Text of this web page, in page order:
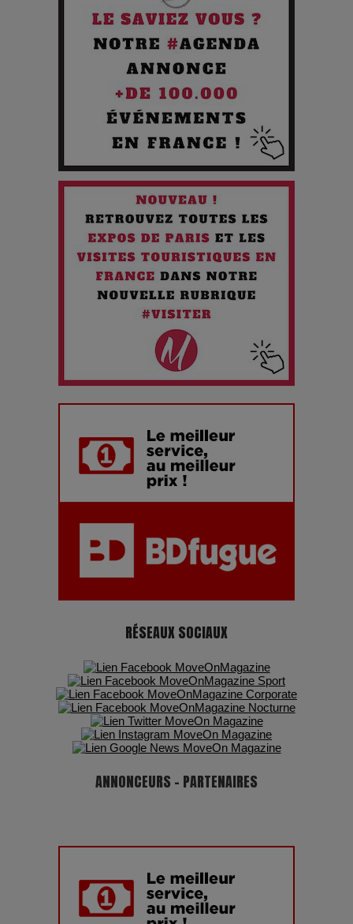
Pourquoi les Petites Entreprises Créatives Deviennent les
Les 3 meilleures destinations pour des vacances sportives
Quand l'Opéra Rencontre l'IA : Lola Volonakis, l'Artiste du
Paradoxe qui Chante le Futur
Chien 51 - Quand l’IA prend le pouvoir : une plongée dans un
futur troublant
Maïra Kerey, la “voix d’or du Kazakhstan”, célèbre ses 30
ans de carrière à la Salle Gaveau
Les dessous de la fast fashion : un désastre écologique en
7 Techniques Secrètes des Photographes de Stars
Adieu Jean-Pat : rire au bord du précipice
Pharaonic Festival 2025 : 10 ans d’électro sous les
montagnes, une fête à ne pas manquer
RÉSEAUX SOCIAUX
ANNONCEURS - PARTENAIRES